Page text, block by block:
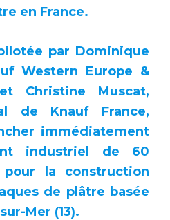
en France.
par Dominique
Western Europe &
Christine Muscat,
de Knauf France,
immédiatement
industriel de 60
pour la construction
de plâtre basée
Mer (13).